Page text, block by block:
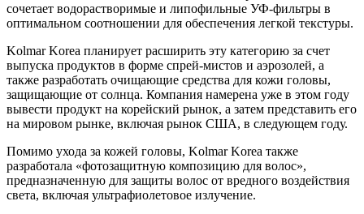
сочетает водорастворимые и липофильные УФ-фильтры в
оптимальном соотношении для обеспечения легкой текстуры.
Kolmar Korea планирует расширить эту категорию за счет
выпуска продуктов в форме спрей-мистов и аэрозолей, а
также разработать очищающие средства для кожи головы,
защищающие от солнца. Компания намерена уже в этом году
вывести продукт на корейский рынок, а затем представить его
на мировом рынке, включая рынок США, в следующем году.
Помимо ухода за кожей головы, Kolmar Korea также
разработала «фотозащитную композицию для волос»,
предназначенную для защиты волос от вредного воздействия
света, включая ультрафиолетовое излучение.